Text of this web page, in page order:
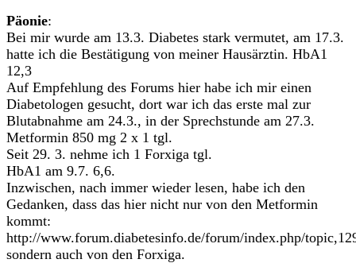
Päonie:
Bei mir wurde am 13.3. Diabetes stark vermutet, am 17.3.
hatte ich die Bestätigung von meiner Hausärztin. HbA1
12,3
Auf Empfehlung des Forums hier habe ich mir einen
Diabetologen gesucht, dort war ich das erste mal zur
Blutabnahme am 24.3., in der Sprechstunde am 27.3.
Metformin 850 mg 2 x 1 tgl.
Seit 29. 3. nehme ich 1 Forxiga tgl.
HbA1 am 9.7. 6,6.
Inzwischen, nach immer wieder lesen, habe ich den
Gedanken, dass das hier nicht nur von den Metformin
kommt:
http://www.forum.diabetesinfo.de/forum/index.php/
sondern auch von den Forxiga.